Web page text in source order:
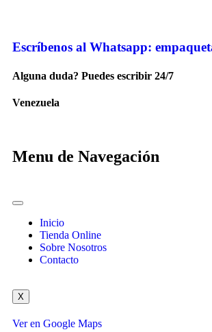
Escríbenos al Whatsapp:
Alguna duda? Puedes escribir 24/7
Venezuela
Menu de Navegación
Inicio
Tienda Online
Sobre Nosotros
Contacto
X
Ver en Google Maps